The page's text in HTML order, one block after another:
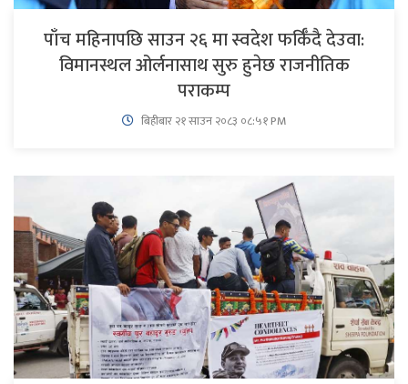
पाँच महिनापछि साउन २६ मा स्वदेश फर्किँदै देउवा:
विमानस्थल ओर्लनासाथ सुरु हुनेछ राजनीतिक
पराकम्प
बिहीबार २१ साउन २०८३ ०८:५१ PM